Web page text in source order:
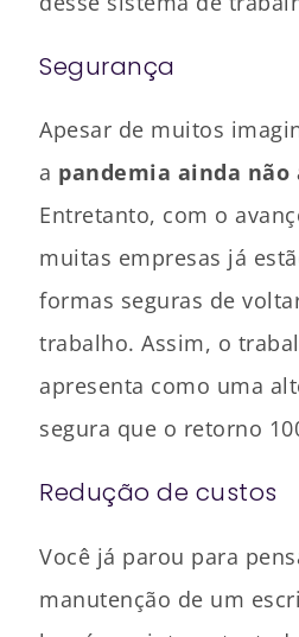
Segurança
Apesar de muitos
a pandemia ainda não
Entretanto, com o
muitas empresas já
formas seguras de
trabalho. Assim, o
apresenta como uma
segura que o retorno
Redução de custos
Você já parou para
manutenção de um